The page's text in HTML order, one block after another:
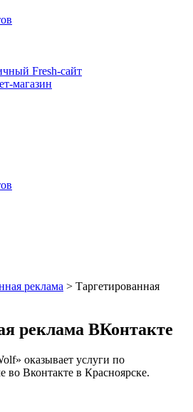
Fresh-сайт
магазин
реклама > Таргетированная
реклама ВКонтакте
оказывает услуги по
во Вконтакте в Красноярске.